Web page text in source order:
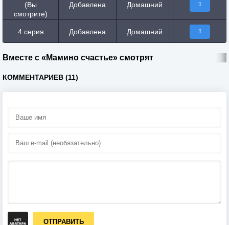
(Вы
смотрите)
Добавлена Домашний
4 серия Добавлена Домашний
Вместе с «Мамино счастье» смотрят
КОММЕНТАРИЕВ (11)
ОТПРАВИТЬ